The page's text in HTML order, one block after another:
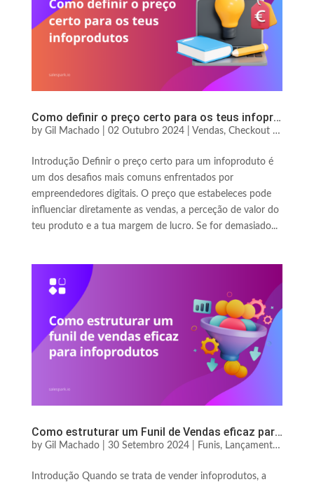
Como definir o preço certo para os teus infoprodutos
by Gil Machado| 02 Outubro 2024| Vendas, Checkout & Conversão
Introdução Definir o preço certo para um infoproduto é
um dos desafios mais comuns enfrentados por
empreendedores digitais. O preço que estabeleces pode
influenciar diretamente as vendas, a perceção de valor do
teu produto e a tua margem de lucro. Se for demasiado...
Como estruturar um Funil de Vendas eficaz para Infoprodutos
by Gil Machado| 30 Setembro 2024| Funis, Lançamentos & Escala
Introdução Quando se trata de vender infoprodutos, a